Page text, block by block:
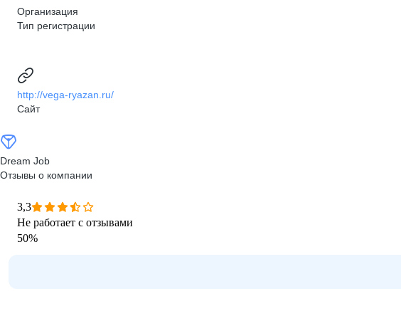
Организация
Тип регистрации
http://vega-ryazan.ru/
Сайт
Dream Job
Отзывы о компании
3,3
Не работает с отзывами
50%